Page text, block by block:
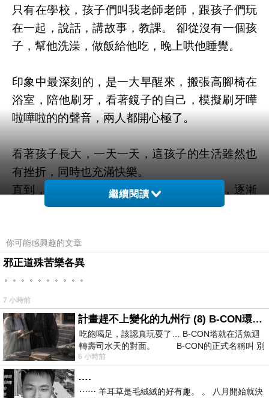
只有在學校，孩子們叫我老師老師，跟孩子們玩
在一起，說話，講故事，教課。 卻從沒有一個孩
子，幫他洗澡，做飯給他吃，晚上哄他睡覺。
印象中最深刻的，是一大早醒來，搬張高腳椅在
浴室，陪他刷牙，看著鏡子的自己，模擬刷牙嘩
啦嘩啦的的聲音，兩人都開心極了。
看著孩子長大，一天一天，這孩子的生活雖然也
有挫折，同時也充滿快樂。
直到，他的父母婚姻陷入僵局，孩子的心，逐漸
黯淡了起來。
那時，我也有了自己的孩子，雖然生活黯淡，還
是有很多時間，我們會一起出去玩。
看到孩子的衣服，不同尺寸的，嬰兒大小買給家
裡小孩，大一點的，就買給弟弟的孩子。
孩子們玩在一起，都有記憶，樹兒到現在，都還
記得，子源哥哥。
後來，隨著夫妻倆的誤解，各種決定，
我就逐漸地，很少看到孩子，
繼續閱讀
你可能感興趣的文章
邪正道殊苦樂各異
。。。。。。。。。。
7 小時前
計畫趕不上變化的九州行 (8) B-CON環球塔
吃飽喝足，該認真玩耍了… B-CON塔就在活魚迴
轉壽司水天的對面。 B-CON的正式名稱叫 別
6 小時前
….
⋯⋯ 羊耳草是毛絨絨的好有趣。 。 八月開始就決